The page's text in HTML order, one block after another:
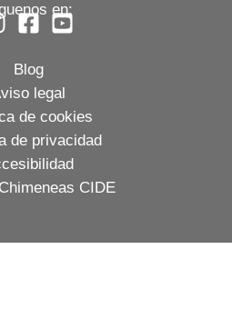
en:
Blog
legal
de cookies
de privacidad
CIDE